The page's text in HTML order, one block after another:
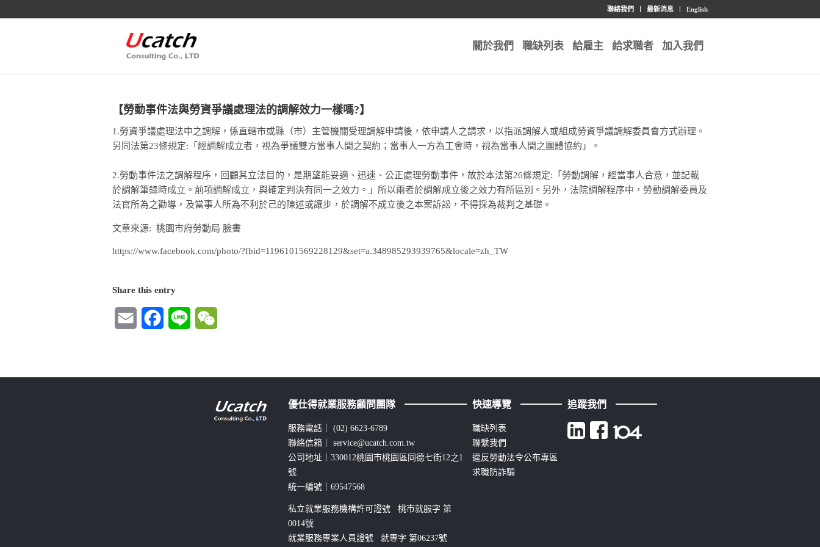
聯絡我們 最新消息 English
關於我們 職缺列表 給雇主 給求職者 加入我們
【勞動事件法與勞資爭議處理法的調解效力一樣嗎?】
1.勞資爭議處理法中之調解，係直轄市或縣（市）主管機關受理調解申請後，依申請人之請求，以指派調解人或組成勞資爭議調解委員會方式辦理。
另同法第23條規定:「經調解成立者，視為爭議雙方當事人間之契約；當事人一方為工會時，視為當事人間之團體協約」。
2.勞動事件法之調解程序，回顧其立法目的，是期望能妥適、迅速、公正處理勞動事件，故於本法第26條規定:「勞動調解，經當事人合意，並記載
於調解筆錄時成立。前項調解成立，與確定判決有同一之效力。」所以兩者於調解成立後之效力有所區別。另外，法院調解程序中，勞動調解委員及
法官所為之勸導，及當事人所為不利於己的陳述或讓步，於調解不成立後之本案訴訟，不得採為裁判之基礎。
文章來源: 桃園市府勞動局 臉書
https://www.facebook.com/photo/?fbid=1196101569228129&set=a.348985293939765&locale=zh_TW
Share this entry
Email FacebookLine
優仕得就業服務顧問團隊
服務電話｜(02) 6623-6789
聯絡信箱｜service@ucatch.com.tw
公司地址｜330012桃園市桃園區同德七街12之1
號
統一編號｜69547568
私立就業服務機構許可證號 桃市就服字 第
0014號
就業服務專業人員證號 就專字 第06237號
快速導覽
職缺列表
聯繫我們
違反勞動法令公布專區
求職防詐騙
追蹤我們